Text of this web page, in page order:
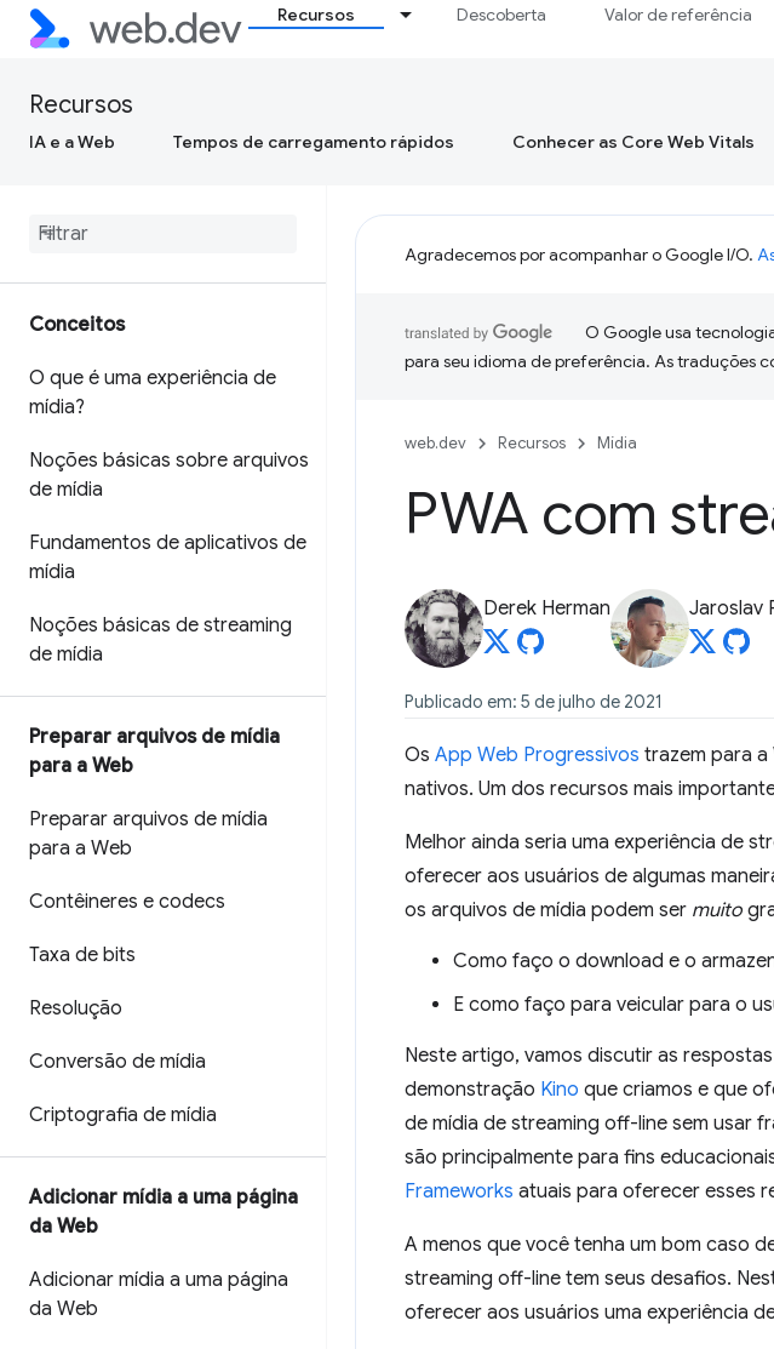
Recursos Descoberta Valor de referência
Recursos
IA e a Web Tempos de carregamento rápidos Conhecer as Core Web Vitals
Conceitos
O que é uma experiência de
mídia?
Noções básicas sobre arquivos
de mídia
Fundamentos de aplicativos de
mídia
Noções básicas de streaming
de mídia
Preparar arquivos de mídia
para a Web
Preparar arquivos de mídia
para a Web
Contêineres e codecs
Taxa de bits
Resolução
Conversão de mídia
Criptografia de mídia
Adicionar mídia a uma página
da Web
Adicionar mídia a uma página
da Web
Agradecemos por acompanhar o Google I/O.
O Google usa
para seu idioma de preferência. As traduções
web.dev Recursos Mídia
PWA com
Derek Herman Jaroslav
Publicado em: 5 de julho de 2021
Os App Web Progressivos trazem para
nativos. Um dos recursos mais
Melhor ainda seria uma experiência de
oferecer aos usuários de algumas
os arquivos de mídia podem ser muito
Como faço o download e o
E como faço para veicular para o
Neste artigo, vamos discutir as
demonstração Kino que criamos e que
de mídia de streaming off-line sem usar
são principalmente para fins
Frameworks atuais para oferecer esses
A menos que você tenha um bom caso
streaming off-line tem seus desafios.
oferecer aos usuários uma experiência